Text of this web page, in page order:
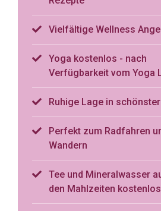
Vielfältige Wellness
Yoga kostenlos - nach
Verfügbarkeit vom Yoga
Ruhige Lage in
Perfekt zum Radfahren
Wandern
Tee und Mineralwasser
den Mahlzeiten kostenlos